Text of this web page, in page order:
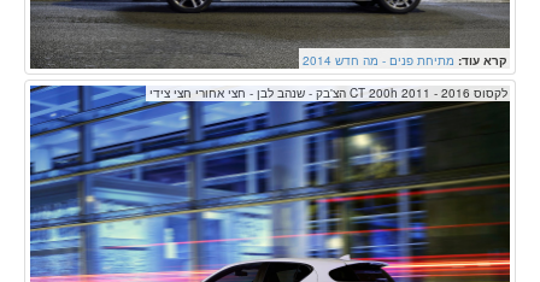
קרא עוד: מתיחת פנים - מה חדש 2014
לקסוס CT 200h 2011 - 2016 הצ'בק - שנהב לבן - חצי אחורי חצי צידי